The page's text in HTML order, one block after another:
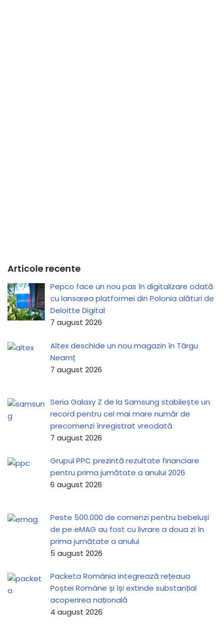
Articole recente
Pepco face un nou pas în digitalizare odată
cu lansarea platformei din Polonia alături de
Deloitte Digital
7 august 2026
Altex deschide un nou magazin în Târgu
Neamț
7 august 2026
Seria Galaxy Z de la Samsung stabilește un
record pentru cel mai mare număr de
precomenzi înregistrat vreodată
7 august 2026
Grupul PPC prezintă rezultate financiare
pentru prima jumătate a anului 2026
6 august 2026
Peste 500.000 de comenzi pentru bebeluși
de pe eMAG au fost cu livrare a doua zi în
prima jumătate a anului
5 august 2026
Packeta România integrează rețeaua
Poștei Române și își extinde substanțial
acoperirea națională
4 august 2026